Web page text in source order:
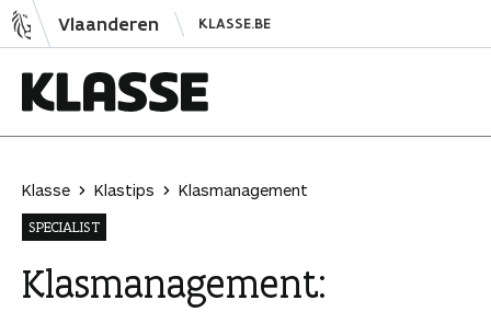
N
a
Vlaanderen KLASSE.BE
a
s
s
e
Klasse Klastips
Klasmanagement
SPECIALIST
Klasmanagement: